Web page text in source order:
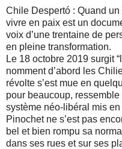
Chile Despertó : Quand
vivre en paix est un
voix d’une trentaine de
en pleine transformation.
Le 18 octobre 2019 surgit
nomment d’abord les
révolte s’est mue en
pour beaucoup,
système néo-libéral mis
Pinochet ne s’est pas
bel et bien rompu sa
dans ses rues et sur ses